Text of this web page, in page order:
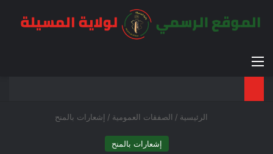
القائمة
الرئيسية / الصفقات العمومية / إشعارات بالمنح
إشعارات بالمنح